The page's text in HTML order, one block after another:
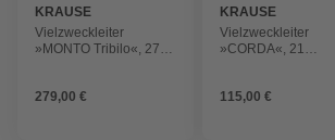
KRAUSE
Vielzweckleiter
»MONTO Tribilo«, 27
279,00 €
KRAUSE
Vielzweckleiter
»CORDA«, 21
115,00 €